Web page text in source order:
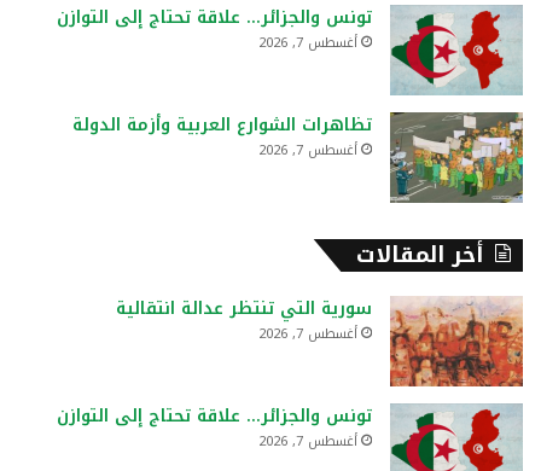
تونس والجزائر… علاقة تحتاج إلى التوازن
أغسطس 7, 2026
تظاهرات الشوارع العربية وأزمة الدولة
أغسطس 7, 2026
أخر المقالات
سورية التي تنتظر عدالة انتقالية
أغسطس 7, 2026
تونس والجزائر… علاقة تحتاج إلى التوازن
أغسطس 7, 2026